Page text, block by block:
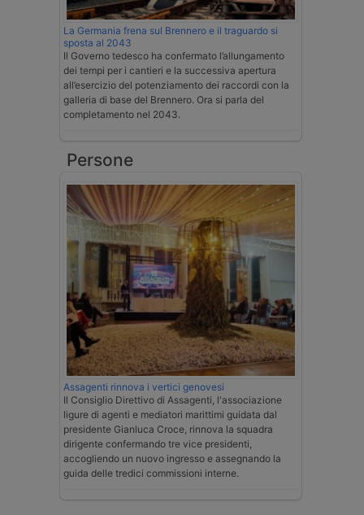
La Germania frena sul Brennero e il traguardo si
sposta al 2043
Il Governo tedesco ha confermato l’allungamento
dei tempi per i cantieri e la successiva apertura
all’esercizio del potenziamento dei raccordi con la
galleria di base del Brennero. Ora si parla del
completamento nel 2043.
Persone
Assagenti rinnova i vertici genovesi
Il Consiglio Direttivo di Assagenti, l'associazione
ligure di agenti e mediatori marittimi guidata dal
presidente Gianluca Croce, rinnova la squadra
dirigente confermando tre vice presidenti,
accogliendo un nuovo ingresso e assegnando la
guida delle tredici commissioni interne.